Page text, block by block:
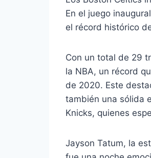
En el juego
el récord histórico
Con un total de 29
la NBA, un récord
de 2020. Este
también una sólida
Knicks, quienes
Jayson Tatum, la